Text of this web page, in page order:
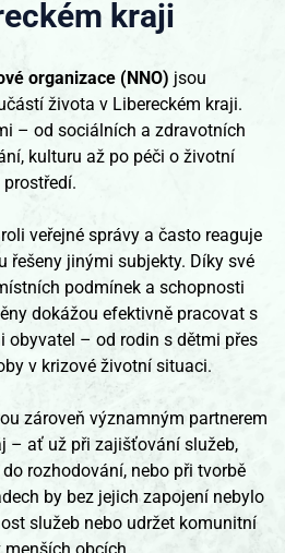
kraji
organizace (NNO) jsou
života v Libereckém kraji.
– od sociálních a zdravotních
kulturu až po péči o životní
prostředí.
veřejné správy a často reaguje
řešeny jinými subjekty. Díky své
podmínek a schopnosti
dokážou efektivně pracovat s
obyvatel – od rodin s dětmi přes
v krizové životní situaci.
zároveň významným partnerem
– ať už při zajišťování služeb,
rozhodování, nebo při tvorbě
by bez jejich zapojení nebylo
služeb nebo udržet komunitní